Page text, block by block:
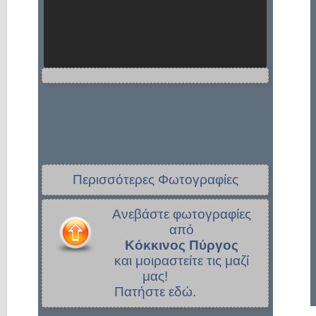
Περισσότερες Φωτογραφίες
Ανεβάστε φωτογραφίες
από
Κόκκινος Πύργος
και μοιραστείτε τις μαζί
μας!
Πατήστε εδώ.